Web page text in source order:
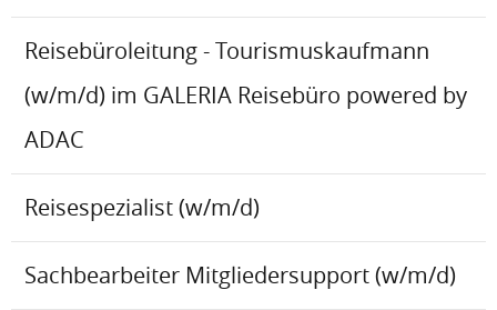
Reisebüroleitung - Tourismuskaufmann
(w/m/d) im GALERIA Reisebüro powered by
ADAC
Reisespezialist (w/m/d)
Sachbearbeiter Mitgliedersupport (w/m/d)